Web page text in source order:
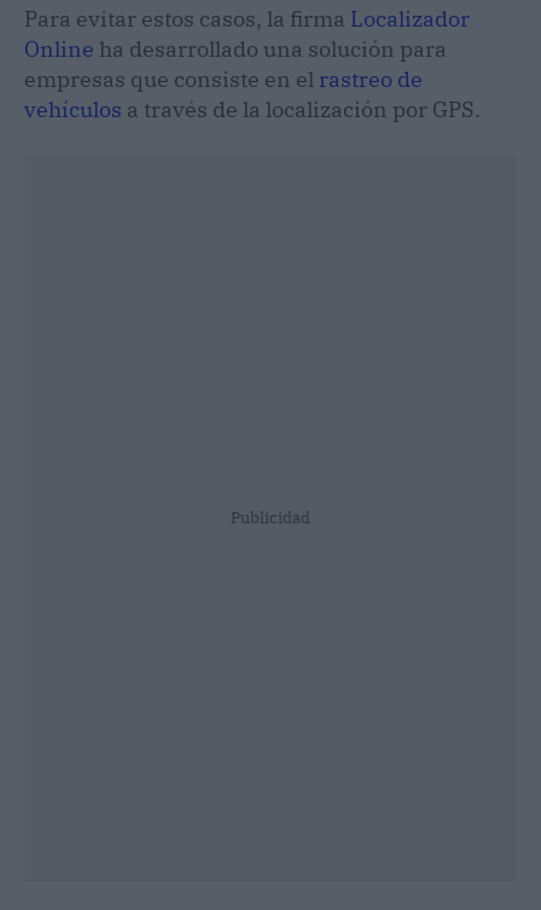
Para evitar estos casos, la firma Localizador
Online ha desarrollado una solución para
empresas que consiste en el rastreo de
vehículos a través de la localización por GPS.
Publicidad